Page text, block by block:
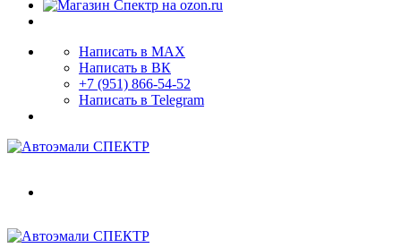
Написать в MAX
Написать в ВК
+7 (951) 866-54-52
Написать в Telegram